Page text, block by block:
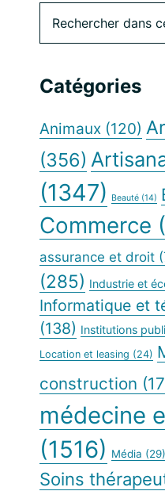
Barre
latérale
principale
dans
Web
Catégories
Animaux (120)
(356)
(1347)
Beauté (14)
Commerce
assurance et droit
(285) Industrie et
Informatique et
(138) Institutions
Location et leasing (24)
construction
médecine
(1516) Média (29)
Soins